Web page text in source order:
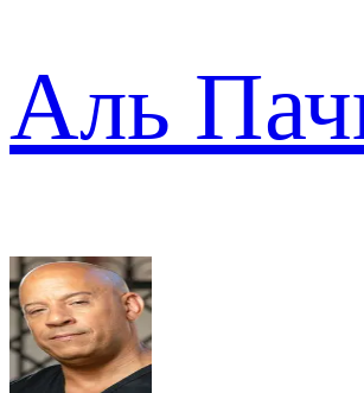
Аль